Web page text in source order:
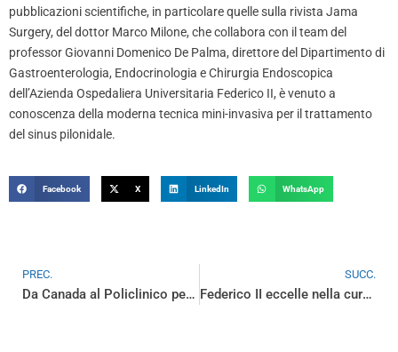
pubblicazioni scientifiche, in particolare quelle sulla rivista Jama
Surgery, del dottor Marco Milone, che collabora con il team del
professor Giovanni Domenico De Palma, direttore del Dipartimento di
Gastroenterologia, Endocrinologia e Chirurgia Endoscopica
dell’Azienda Ospedaliera Universitaria Federico II, è venuto a
conoscenza della moderna tecnica mini-invasiva per il trattamento
del sinus pilonidale.
Facebook X LinkedIn WhatsApp
PREC.
Da Canada al Policlinico per operarsi
SUCC.
Federico II eccelle nella cura dei tumori all’esofago: intervento innovativo effettuato con successo